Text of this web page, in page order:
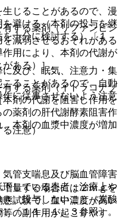
する薬剤（リファンピシ
減弱させるおそれがある
用により、本剤の代謝が
ある）］。
する薬剤（イトラコナゾ
剤の代謝を阻害し作用を
薬剤の肝代謝酵素阻害作
本剤の血漿中濃度が増加
量する場合には２ｍｇを
試験で、血中濃度が高い
の副作用が起こりやす
じることがあるので、漫
避ける（本剤の投与を継
十分に検討する）〔１
及び、眠気、注意力・集
ることがあるので、自動
に従事させないよう注意
る注意）
管支喘息及び脳血管障害
している患者：治療上や
、投与しないこと（炭酸
〔１１．１．３参照〕。